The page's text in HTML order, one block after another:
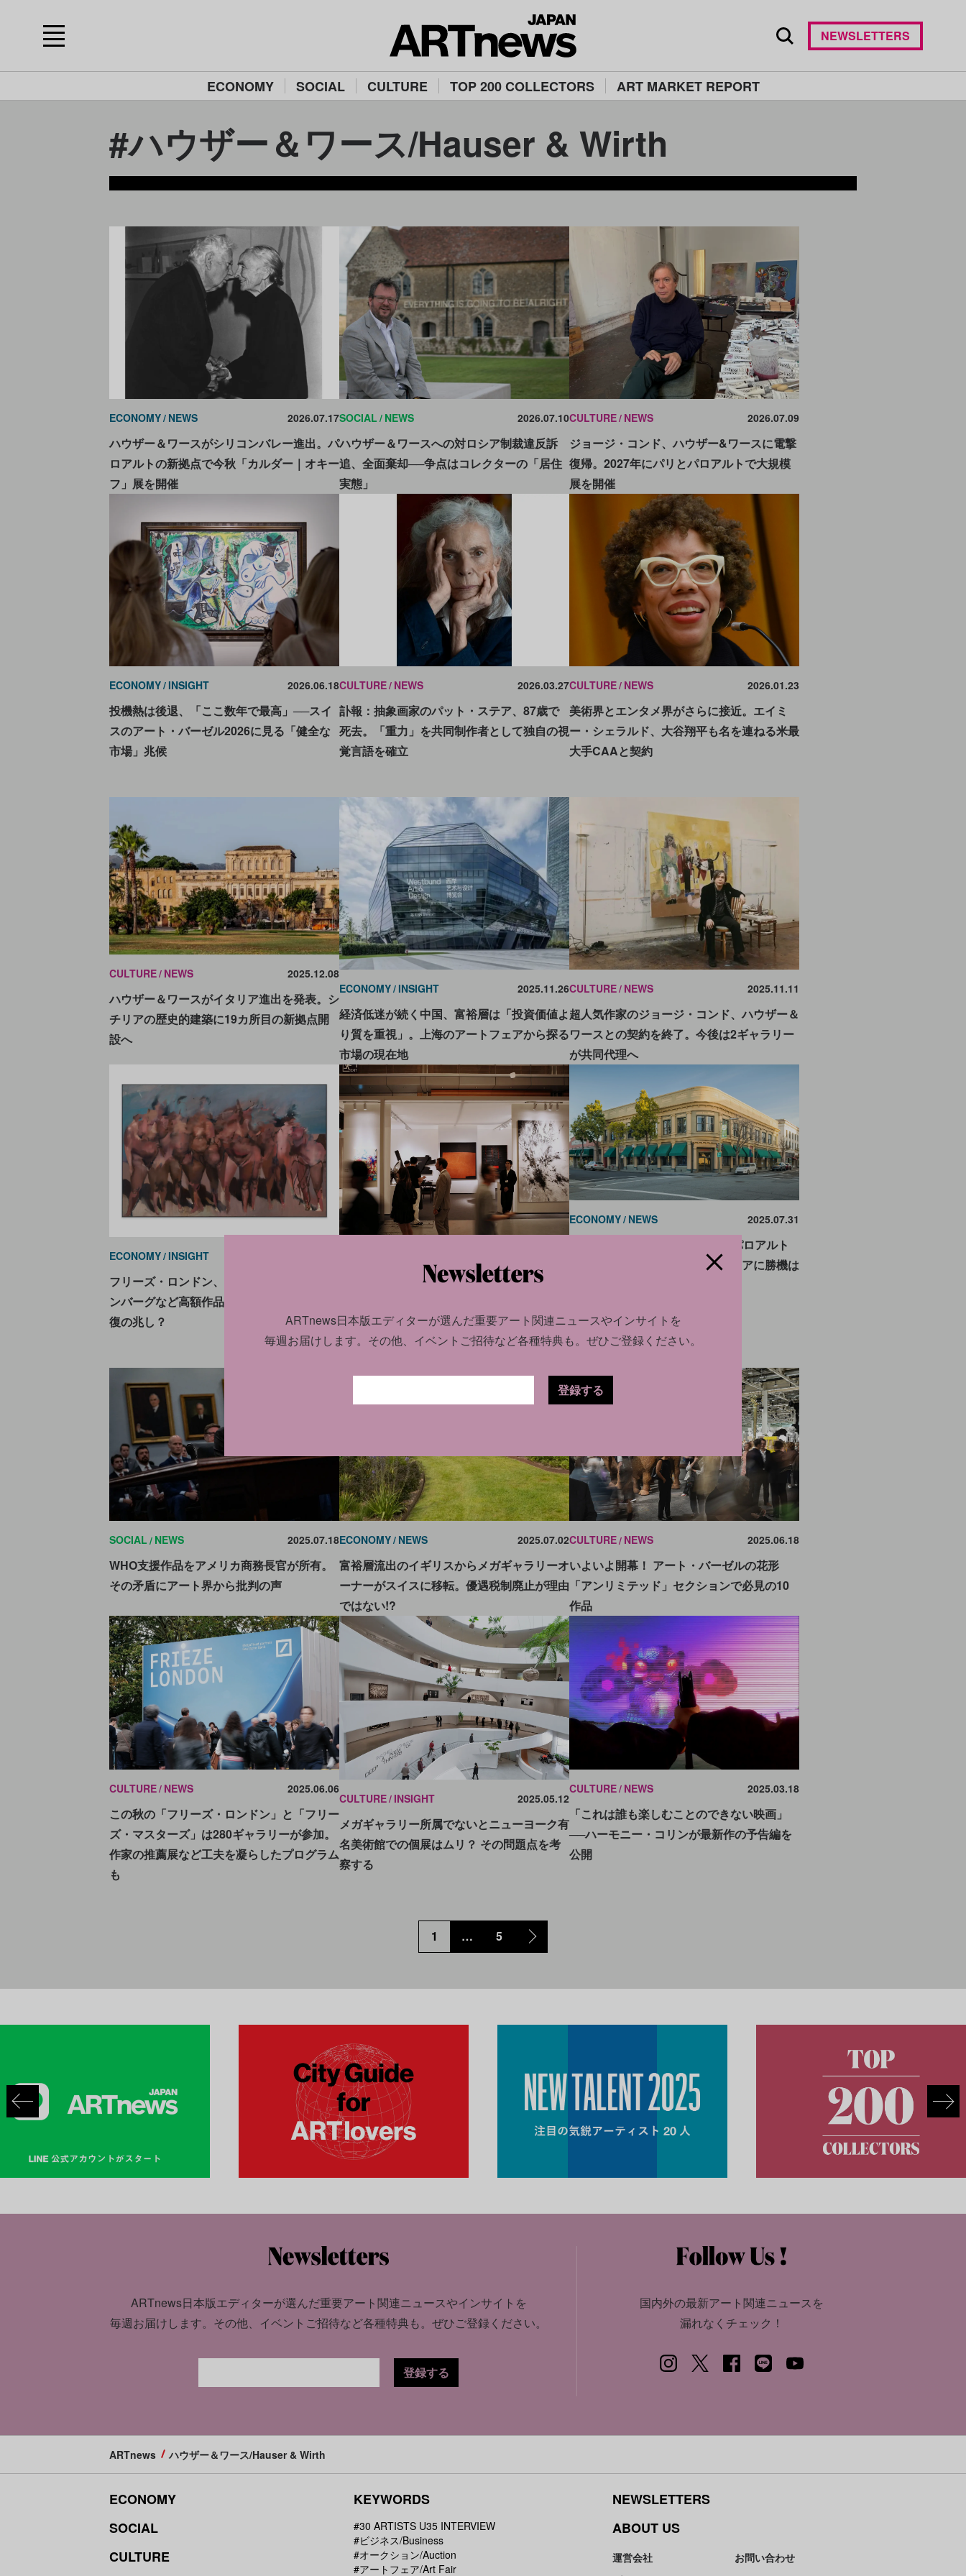
ECONOMY SOCIAL CULTURE TOP 200 COLLECTORS ART MARKET REPORT
NEWSLETTERS
#ハウザー＆ワース/Hauser & Wirth
ECONOMY NEWS 2026.07.17
ハウザー＆ワースがシリコンバレー進出。パ
ロアルトの新拠点で今秋「カルダー｜オキー
フ」展を開催
SOCIAL NEWS 2026.07.10
ハウザー＆ワースへの対ロシア制裁違反訴
追、全面棄却──争点はコレクターの「居住
実態」
CULTURE NEWS 2026.07.09
ジョージ・コンド、ハウザー&ワースに電撃
復帰。2027年にパリとパロアルトで大規模
展を開催
ECONOMY INSIGHT 2026.06.18
投機熱は後退、「ここ数年で最高」──スイ
スのアート・バーゼル2026に見る「健全な
市場」兆候
CULTURE NEWS 2026.03.27
訃報：抽象画家のパット・ステア、87歳で
死去。「重力」を共同制作者として独自の視
覚言語を確立
CULTURE NEWS 2026.01.23
美術界とエンタメ界がさらに接近。エイミ
ー・シェラルド、大谷翔平も名を連ねる米最
大手CAAと契約
CULTURE NEWS 2025.12.08
ハウザー＆ワースがイタリア進出を発表。シ
チリアの歴史的建築に19カ所目の新拠点開
設へ
ECONOMY INSIGHT 2025.11.26
経済低迷が続く中国、富裕層は「投資価値よ
り質を重視」。上海のアートフェアから探る
市場の現在地
CULTURE NEWS 2025.11.11
超人気作家のジョージ・コンド、ハウザー＆
ワースとの契約を終了。今後は2ギャラリー
が共同代理へ
ECONOMY INSIGHT
フリーズ・ロンドン、開幕直後からラウシェ
ンバーグなど高額作品が次々成約。市場に回
復の兆し？
第4回フリーズ・ソウル、初日の売上に明暗
ECONOMY NEWS 2025.07.31
ハウザー＆ワースが18拠点目をパロアルト
にオープン。競合撤退のベイエリアに勝機は
SOCIAL NEWS 2025.07.18
WHO支援作品をアメリカ商務長官が所有。
その矛盾にアート界から批判の声
ECONOMY NEWS 2025.07.02
富裕層流出のイギリスからメガギャラリーオ
ーナーがスイスに移転。優遇税制廃止が理由
ではない!?
CULTURE NEWS 2025.06.18
いよいよ開幕！ アート・バーゼルの花形
「アンリミテッド」セクションで必見の10
作品
CULTURE NEWS 2025.06.06
この秋の「フリーズ・ロンドン」と「フリー
ズ・マスターズ」は280ギャラリーが参加。
作家の推薦展など工夫を凝らしたプログラム
も
CULTURE INSIGHT 2025.05.12
メガギャラリー所属でないとニューヨーク有
名美術館での個展はムリ？ その問題点を考
察する
CULTURE NEWS 2025.03.18
「これは誰も楽しむことのできない映画」
──ハーモニー・コリンが最新作の予告編を
公開
1 … 5
ARTnews日本版エディターが選んだ重要アート関連ニュースやインサイトを
毎週お届けします。 その他、イベントご招待など各種特典も。 ぜひご登録ください。
登録する
国内外の最新アート関連ニュースを
漏れなくチェック！
ARTnews ハウザー＆ワース/Hauser & Wirth
ARTnews日本版エディターが選んだ重要アート関連ニュースやインサイトを
毎週お届けします。 その他、イベントご招待など各種特典も。ぜひご登録ください。
登録する
ECONOMY
SOCIAL
CULTURE
KEYWORDS
#30 ARTISTS U35 INTERVIEW
#ビジネス/Business
#オークション/Auction
#アートフェア/Art Fair
NEWSLETTERS
ABOUT US
運営会社
お問い合わせ